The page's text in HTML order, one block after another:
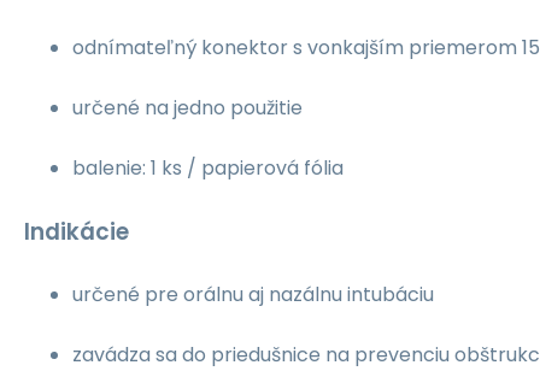
odnímateľný konektor s vonkajším priemerom
určené na jedno použitie
balenie: 1 ks / papierová fólia
Indikácie
určené pre orálnu aj nazálnu intubáciu
zavádza sa do priedušnice na prevenciu